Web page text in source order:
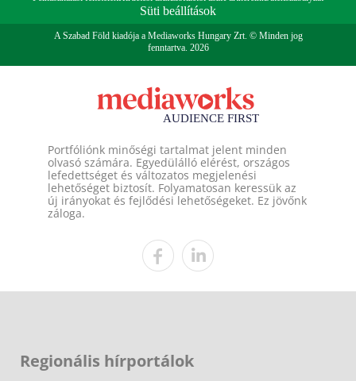
Süti beállítások
A Szabad Föld kiadója a Mediaworks Hungary Zrt. © Minden jog
fenntartva. 2026
Portfóliónk minőségi tartalmat jelent minden
olvasó számára. Egyedülálló elérést, országos
lefedettséget és változatos megjelenési
lehetőséget biztosít. Folyamatosan keressük az
új irányokat és fejlődési lehetőségeket. Ez jövőnk
záloga.
Regionális hírportálok